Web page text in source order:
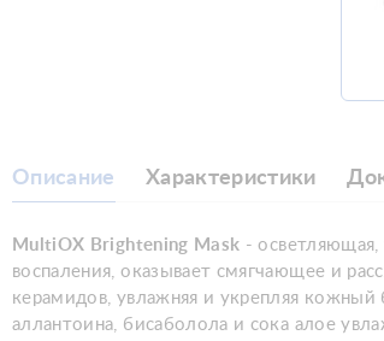
Описание Характеристики
MultiOX Brightening Mask -
воспаления, оказывает смягчающее и
керамидов, увлажняя и укрепляя
аллантоина, бисаболола и сока алое